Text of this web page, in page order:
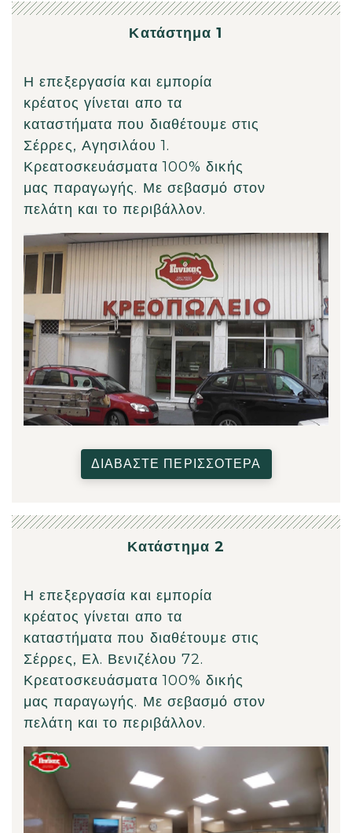
Κατάστημα 1
Η επεξεργασία και εμπορία
κρέατος γίνεται απο τα
καταστήματα που διαθέτουμε στις
Σέρρες, Αγησιλάου 1.
Κρεατοσκευάσματα 100% δικής
μας παραγωγής. Με σεβασμό στον
πελάτη και το περιβάλλον.
ΔΙΑΒΑΣΤΕ ΠΕΡΙΣΣΟΤΕΡΑ
Κατάστημα 2
Η επεξεργασία και εμπορία
κρέατος γίνεται απο τα
καταστήματα που διαθέτουμε στις
Σέρρες, Ελ. Βενιζέλου 72.
Κρεατοσκευάσματα 100% δικής
μας παραγωγής. Με σεβασμό στον
πελάτη και το περιβάλλον.